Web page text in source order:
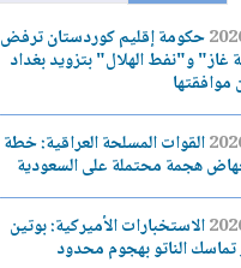
حكومة إقليم كوردستان ترفض
غاز" و"نفط الهلال" بتزويد بغداد
موافقتها
القوات المسلحة العراقية: خطة
هجمة محتملة على السعودية
الاستخبارات الأميركية: بوتين
الناتو بهجوم محدود